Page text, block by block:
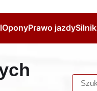
OponyPrawo jazdySilnik